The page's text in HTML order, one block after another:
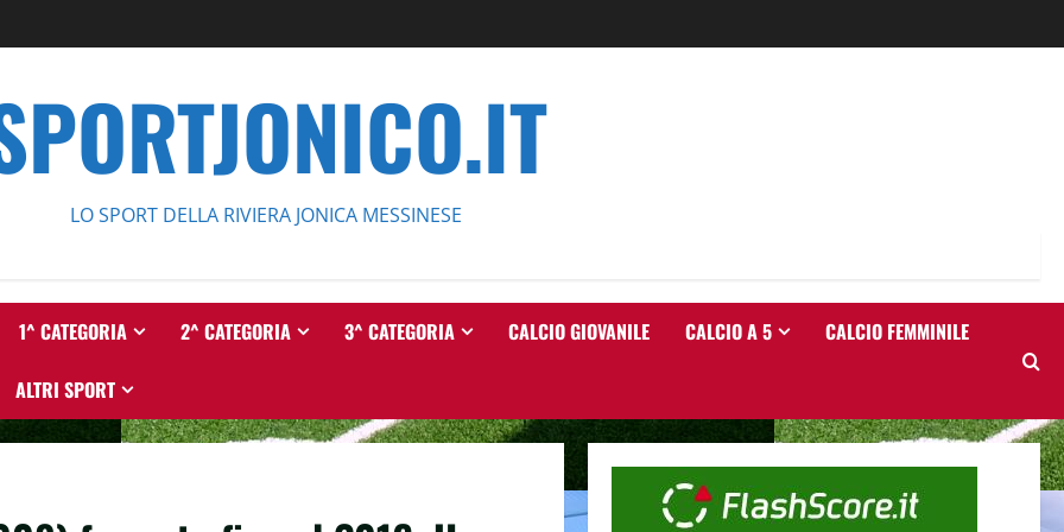
LO SPORT DELLA RIVIERA JONICA MESSINESE
1^ CATEGORIA 2^ CATEGORIA 3^ CATEGORIA CALCIO GIOVANILE CALCIO A 5 CALCIO FEMMINILE
ALTRI SPORT